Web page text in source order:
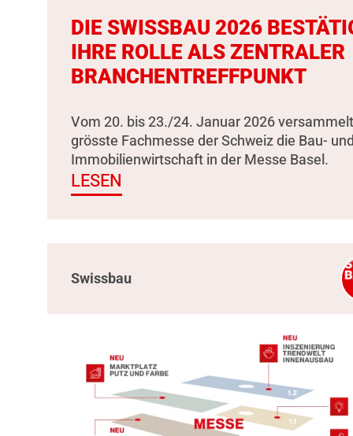
DIE SWISSBAU 2026
IHRE ROLLE ALS ZENTRALER
BRANCHENTREFFPUNKT
Vom 20. bis 23./24. Januar 2026
grösste Fachmesse der Schweiz die Bau-
Immobilienwirtschaft in der Messe Basel.
LESEN
Swissbau